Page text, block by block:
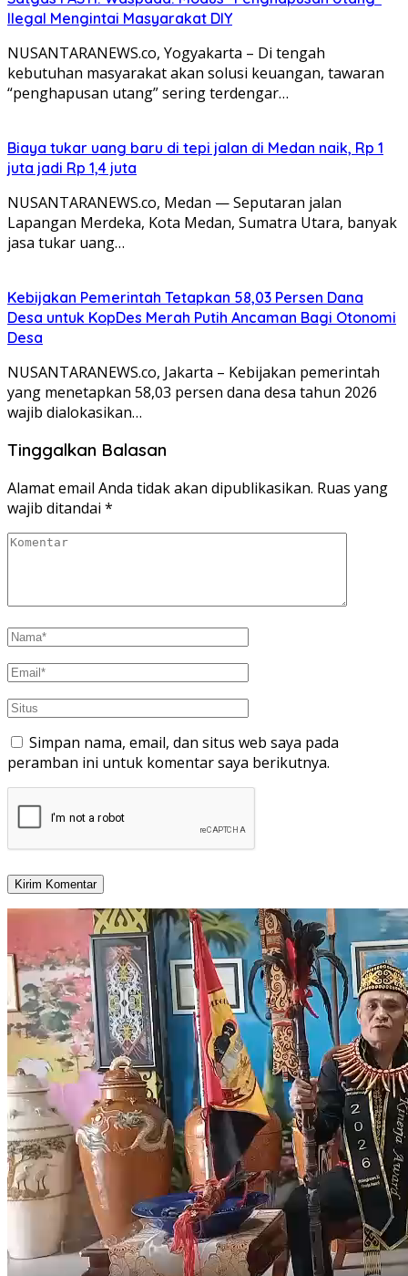
Ilegal Mengintai Masyarakat DIY
NUSANTARANEWS.co, Yogyakarta – Di tengah
kebutuhan masyarakat akan solusi keuangan, tawaran
“penghapusan utang” sering terdengar…
Biaya tukar uang baru di tepi jalan di Medan naik, Rp 1
juta jadi Rp 1,4 juta
NUSANTARANEWS.co, Medan — Seputaran jalan
Lapangan Merdeka, Kota Medan, Sumatra Utara, banyak
jasa tukar uang…
Kebijakan Pemerintah Tetapkan 58,03 Persen Dana
Desa untuk KopDes Merah Putih Ancaman Bagi Otonomi
Desa
NUSANTARANEWS.co, Jakarta – Kebijakan pemerintah
yang menetapkan 58,03 persen dana desa tahun 2026
wajib dialokasikan…
Tinggalkan Balasan
Alamat email Anda tidak akan dipublikasikan. Ruas yang
wajib ditandai *
Simpan nama, email, dan situs web saya pada
peramban ini untuk komentar saya berikutnya.